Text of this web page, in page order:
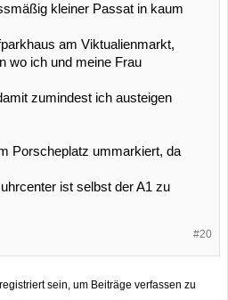
kleiner Passat in kaum
am Viktualienmarkt,
wo ich und meine Frau
zumindest ich austeigen
Porscheplatz ummarkiert, da
ist selbst der A1 zu
#20
sein, um Beiträge verfassen zu